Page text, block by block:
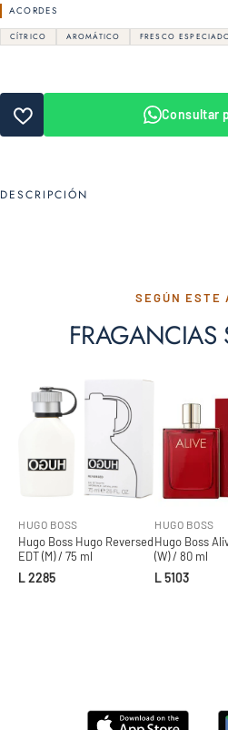
ACORDES
CÍTRICO AROMÁTICO FRESCO
Consultar
DESCRIPCIÓN
SEGÚN ESTE
FRAGANCIAS
HUGO BOSS
Hugo Boss Hugo Reversed
EDT (M) / 75 ml
L 2285
HUGO BOSS
Hugo Boss
(W) / 80 ml
L 5103